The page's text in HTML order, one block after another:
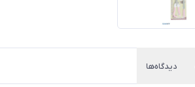
دیدگاه‌ها